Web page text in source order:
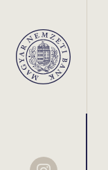
Magyar
Nemzeti